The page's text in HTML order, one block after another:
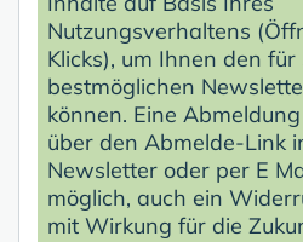
Nutzungsverhaltens
Klicks), um Ihnen den für
bestmöglichen
können. Eine
über den Abmelde-Link
Newsletter oder per E
möglich, auch ein
mit Wirkung für die